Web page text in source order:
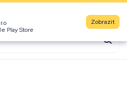
Play Store
Zobrazit